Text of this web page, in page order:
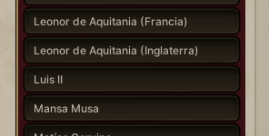
Leonor de Aquitania (Francia)
Leonor de Aquitania (Inglaterra)
Luis II
Mansa Musa